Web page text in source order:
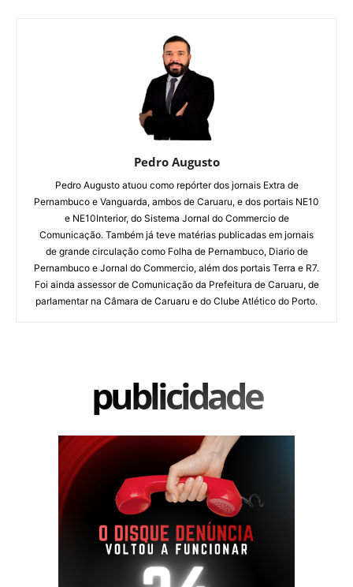
Pedro Augusto
Pedro Augusto atuou como repórter dos jornais Extra de
Pernambuco e Vanguarda, ambos de Caruaru, e dos portais NE10
e NE10Interior, do Sistema Jornal do Commercio de
Comunicação. Também já teve matérias publicadas em jornais
de grande circulação como Folha de Pernambuco, Diario de
Pernambuco e Jornal do Commercio, além dos portais Terra e R7.
Foi ainda assessor de Comunicação da Prefeitura de Caruaru, de
parlamentar na Câmara de Caruaru e do Clube Atlético do Porto.
publicidade